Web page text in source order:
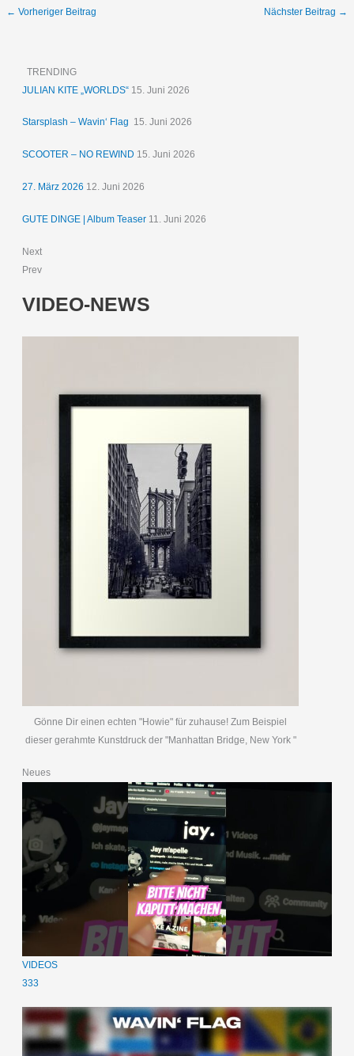
← Vorheriger Beitrag Nächster Beitrag →
TRENDING
JULIAN KITE „WORLDS“ 15. Juni 2026
Starsplash – Wavin‘ Flag 15. Juni 2026
SCOOTER – NO REWIND 15. Juni 2026
27. März 2026 12. Juni 2026
GUTE DINGE | Album Teaser 11. Juni 2026
Next
Prev
VIDEO-NEWS
Gönne Dir einen echten "Howie" für zuhause! Zum Beispiel
dieser gerahmte Kunstdruck der "Manhattan Bridge, New York "
Neues
VIDEOS
333